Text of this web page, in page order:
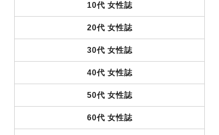
10代 女性誌
20代 女性誌
30代 女性誌
40代 女性誌
50代 女性誌
60代 女性誌